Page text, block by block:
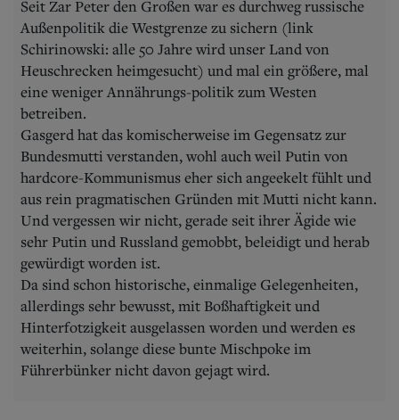
Seit Zar Peter den Großen war es durchweg russische
Außenpolitik die Westgrenze zu sichern (link
Schirinowski: alle 50 Jahre wird unser Land von
Heuschrecken heimgesucht) und mal ein größere, mal
eine weniger Annährungs-politik zum Westen
betreiben.
Gasgerd hat das komischerweise im Gegensatz zur
Bundesmutti verstanden, wohl auch weil Putin von
hardcore-Kommunismus eher sich angeekelt fühlt und
aus rein pragmatischen Gründen mit Mutti nicht kann.
Und vergessen wir nicht, gerade seit ihrer Ägide wie
sehr Putin und Russland gemobbt, beleidigt und herab
gewürdigt worden ist.
Da sind schon historische, einmalige Gelegenheiten,
allerdings sehr bewusst, mit Boßhaftigkeit und
Hinterfotzigkeit ausgelassen worden und werden es
weiterhin, solange diese bunte Mischpoke im
Führerbünker nicht davon gejagt wird.